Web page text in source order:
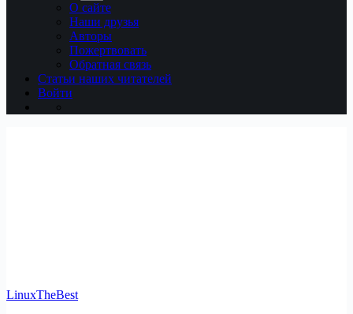
О сайте
Наши друзья
Авторы
Пожертвовать
Обратная связь
Статьи наших читателей
Войти
LinuxTheBest